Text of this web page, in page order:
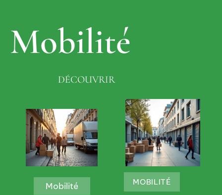
Mobilité
DÉCOUVRIR
Mobilité MOBILITÉ